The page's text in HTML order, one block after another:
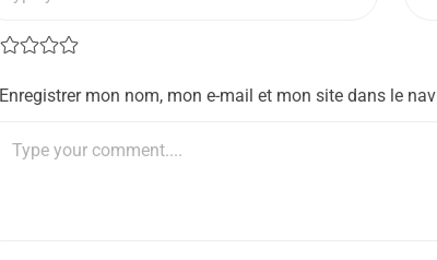
Enregistrer mon nom, mon e-mail et mon site dans le